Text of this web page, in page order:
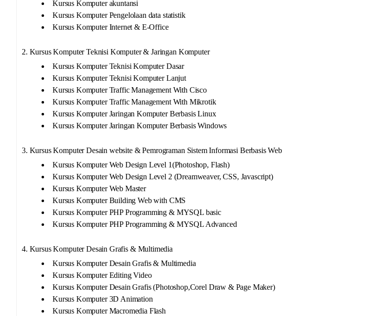
Kursus Komputer akuntansi
Kursus Komputer Pengelolaan data statistik
Kursus Komputer Internet & E-Office
2. Kursus Komputer Teknisi Komputer & Jaringan Komputer
Kursus Komputer Teknisi Komputer Dasar
Kursus Komputer Teknisi Komputer Lanjut
Kursus Komputer Traffic Management With Cisco
Kursus Komputer Traffic Management With Mikrotik
Kursus Komputer Jaringan Komputer Berbasis Linux
Kursus Komputer Jaringan Komputer Berbasis Windows
3. Kursus Komputer Desain website & Pemrograman Sistem Informasi Berbasis Web
Kursus Komputer Web Design Level 1(Photoshop, Flash)
Kursus Komputer Web Design Level 2 (Dreamweaver, CSS, Javascript)
Kursus Komputer Web Master
Kursus Komputer Building Web with CMS
Kursus Komputer PHP Programming & MYSQL basic
Kursus Komputer PHP Programming & MYSQL Advanced
4. Kursus Komputer Desain Grafis & Multimedia
Kursus Komputer Desain Grafis & Multimedia
Kursus Komputer Editing Video
Kursus Komputer Desain Grafis (Photoshop,Corel Draw & Page Maker)
Kursus Komputer 3D Animation
Kursus Komputer Macromedia Flash